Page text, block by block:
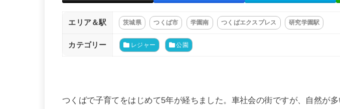
エリア＆駅 茨城県 つくば市 学園南 つくばエクスプレス 研究学園駅
カテゴリー レジャー 公園
つくばで子育てをはじめて5年が経ちました。車社会の街ですが、自然が